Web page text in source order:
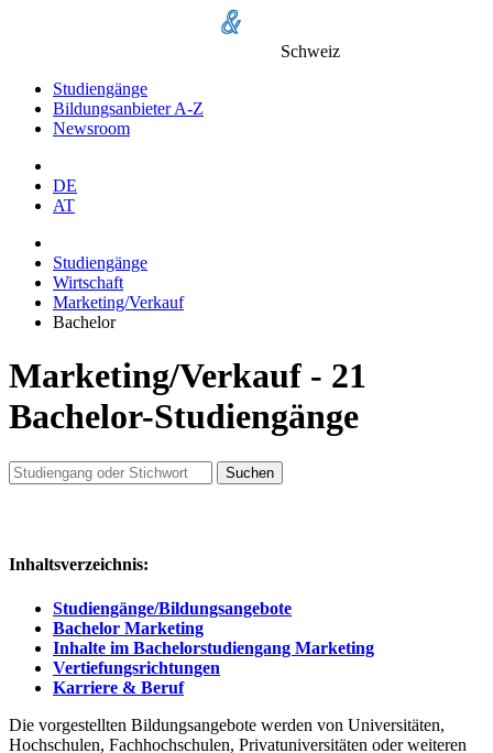
Schweiz
Studiengänge
Bildungsanbieter A-Z
Newsroom
DE
AT
Studiengänge
Wirtschaft
Marketing/Verkauf
Bachelor
Marketing/Verkauf - 21
Bachelor-Studiengänge
Suchen
Inhaltsverzeichnis:
Studiengänge/Bildungsangebote
Bachelor Marketing
Inhalte im Bachelorstudiengang Marketing
Vertiefungsrichtungen
Karriere & Beruf
Die vorgestellten Bildungsangebote werden von Universitäten,
Hochschulen, Fachhochschulen, Privatuniversitäten oder weiteren